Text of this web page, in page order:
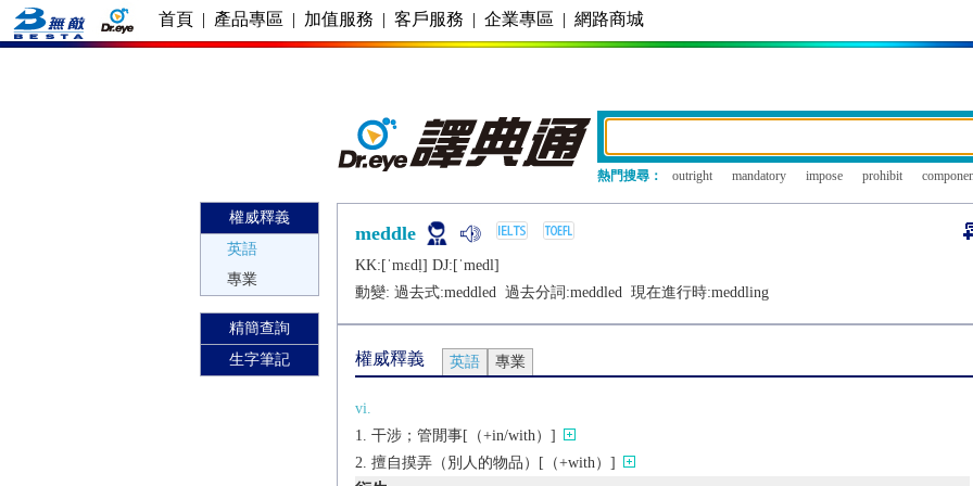
首頁 | 產品專區 | 加值服務 | 客戶服務 | 企業專區 | 網路商城
熱門搜尋： outright mandatory impose prohibit
權威釋義
英語
專業
精簡查詢
生字筆記
meddle
KK:[ˈmɛdḷ] DJ:[ˈmеdl]
動變: 過去式:meddled 過去分詞:meddled 現在進行時:meddling
權威釋義 英語 專業
vi.
干涉；管閒事[（+in/with）]
擅自摸弄（別人的物品）[（+with）]